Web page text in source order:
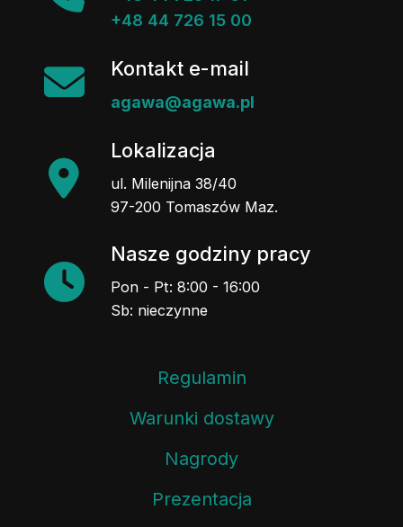
+48 44 726 15 00
Kontakt e-mail
agawa@agawa.pl
Lokalizacja
ul. Milenijna 38/40
97-200 Tomaszów Maz.
Nasze godziny pracy
Pon - Pt: 8:00 - 16:00
Sb: nieczynne
Regulamin
Warunki dostawy
Nagrody
Prezentacja